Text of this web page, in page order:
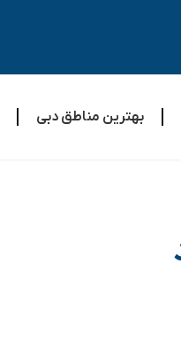
بهترین مناطق دبی